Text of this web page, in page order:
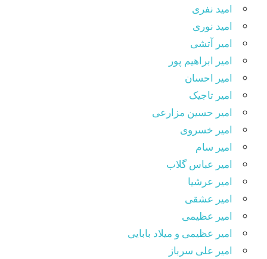
امید نفری
امید نوری
امیر آتشی
امیر ابراهیم پور
امیر احسان
امیر تاجیک
امیر حسین مزارعی
امیر خسروی
امیر سام
امیر عباس گلاب
امیر عرشیا
امیر عشقی
امیر عظیمی
امیر عظیمی و میلاد بابایی
امیر علی سرباز